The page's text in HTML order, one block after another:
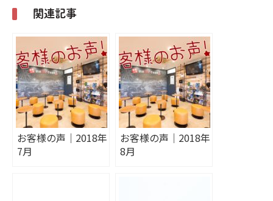
関連記事
お客様の声｜2018年
7月
お客様の声｜2018年
8月